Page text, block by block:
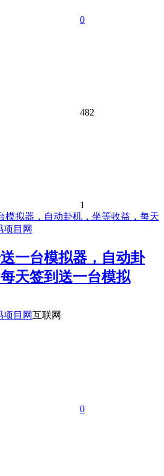
0
482
1
送一台模拟器，自动卦
天签到送一台模拟
互联网
0